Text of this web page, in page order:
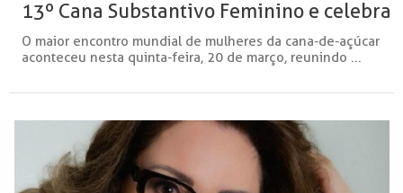
13º Cana Substantivo Feminino e celebra
lideranças femininas no setor
O maior encontro mundial de mulheres da cana-de-açúcar
aconteceu nesta quinta-feira, 20 de março, reunindo ...